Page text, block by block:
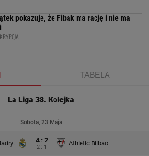
pokazuje, że Fibak ma rację i nie ma
TABELA
La Liga 38. Kolejka
Sobota, 23 Maja
4 : 2
2 : 1
Athletic Bilbao